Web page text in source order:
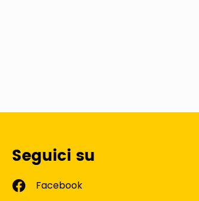
Seguici su